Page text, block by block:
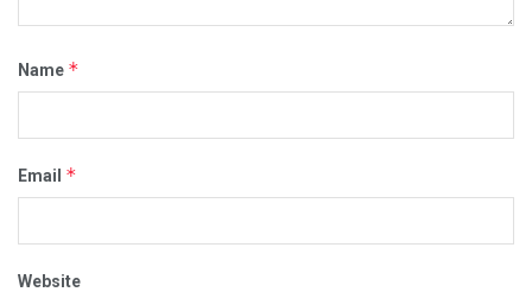
Name *
Email *
Website